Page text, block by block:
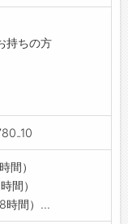
室。
され、自然の中
ける環境を提供し
を満たした場合に
ます。
るかも！」という
社風です！
し、将来的に責任
現場責任者、そ
プが可能です！
持ちの方
間）
間）
時間）...